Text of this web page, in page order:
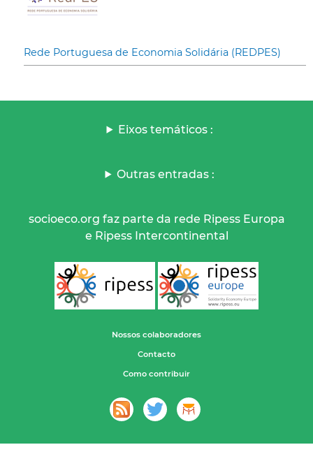
Rede Portuguesa de Economia Solidária (REDPES)
Eixos temáticos :
Outras entradas :
socioeco.org faz parte da rede Ripess Europa
e Ripess Intercontinental
Nossos colaboradores
Contacto
Como contribuir